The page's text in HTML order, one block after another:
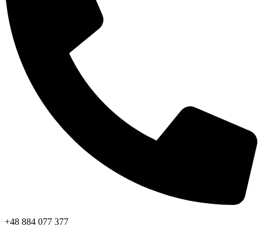
+48 884 077 377